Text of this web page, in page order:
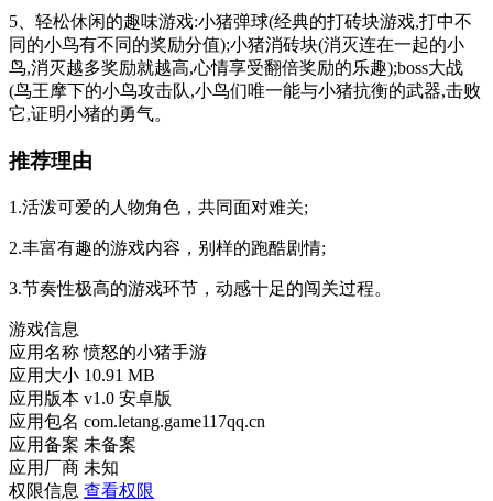
5、轻松休闲的趣味游戏:小猪弹球(经典的打砖块游戏,打中不
同的小鸟有不同的奖励分值);小猪消砖块(消灭连在一起的小
鸟,消灭越多奖励就越高,心情享受翻倍奖励的乐趣);boss大战
(鸟王摩下的小鸟攻击队,小鸟们唯一能与小猪抗衡的武器,击败
它,证明小猪的勇气。
推荐理由
1.活泼可爱的人物角色，共同面对难关;
2.丰富有趣的游戏内容，别样的跑酷剧情;
3.节奏性极高的游戏环节，动感十足的闯关过程。
游戏信息
应用名称 愤怒的小猪手游
应用大小 10.91 MB
应用版本 v1.0 安卓版
应用包名 com.letang.game117qq.cn
应用备案 未备案
应用厂商 未知
权限信息 查看权限